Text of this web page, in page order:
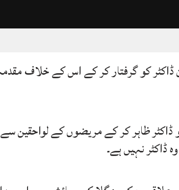
کو گرفتار کر کے اس کے خلاف مقدمہ
ڈاکٹر ظاہر کر کے مریضوں کے لواحقین
ڈاکٹر نہیں ہے۔